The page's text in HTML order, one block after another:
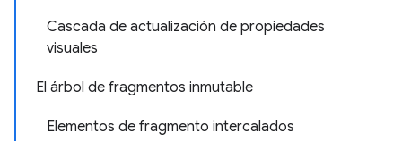
Cascada de actualización de propiedades
visuales
El árbol de fragmentos inmutable
Elementos de fragmento intercalados